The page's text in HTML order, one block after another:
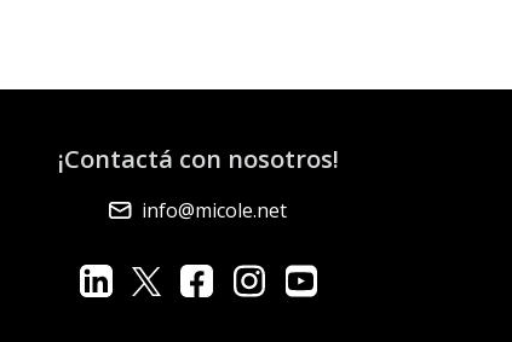
¡Contactá con nosotros!
info@micole.net